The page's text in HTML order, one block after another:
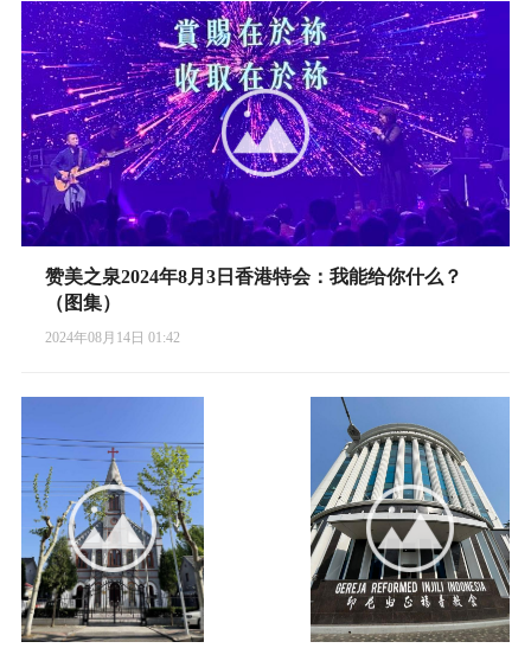
赞美之泉2024年8月3日香港特会：我能给你什么？
（图集）
2024年08月14日 01:42